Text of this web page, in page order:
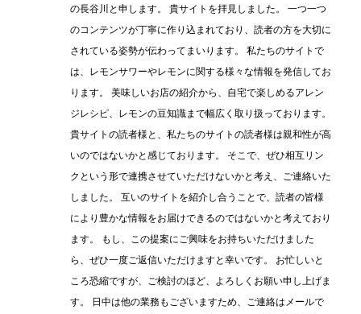
の長谷川と申します。 貴サイトを拝見しました。 一つ一つ
のコンテンツが丁寧に作り込まれており、読者の方を大切に
されている姿勢が伝わってまいります。 私たちのサイトで
は、レモンサワーやレモンに関する様々な情報を発信してお
ります。 美味しいお店の紹介から、自宅で楽しめるアレン
ジレシピ、レモンの豆知識まで幅広く取り扱っております。
貴サイトの読者様と、私たちのサイトの読者様は親和性が高
いのではないかと感じております。 そこで、ぜひ相互リン
クという形で連携させていただけないかと考え、ご連絡いた
しました。 互いのサイトを紹介し合うことで、読者の皆様
により豊かな情報をお届けできるのではないかと考えており
ます。 もし、この提案にご興味をお持ちいただけました
ら、ぜひ一度ご返信いただけますと幸いです。 お忙しいと
ころ恐縮ですが、ご検討のほど、よろしくお願い申し上げま
す。 日中は他の業務もございますため、ご連絡はメールで